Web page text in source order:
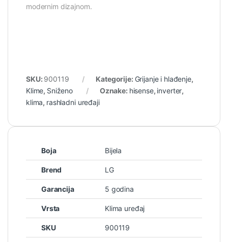
modernim dizajnom.
SKU: 900119 Kategorije: Grijanje i hlađenje,
Klime, Sniženo Oznake: hisense, inverter,
klima, rashladni uređaji
Boja Bijela
Brend LG
Garancija 5 godina
Vrsta Klima uređaj
SKU 900119